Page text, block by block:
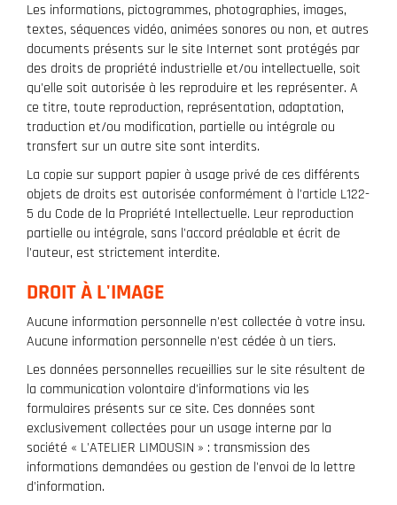
Les informations, pictogrammes, photographies, images,
textes, séquences vidéo, animées sonores ou non, et autres
documents présents sur le site Internet sont protégés par
des droits de propriété industrielle et/ou intellectuelle, soit
qu'elle soit autorisée à les reproduire et les représenter. A
ce titre, toute reproduction, représentation, adaptation,
traduction et/ou modification, partielle ou intégrale ou
transfert sur un autre site sont interdits.
La copie sur support papier à usage privé de ces différents
objets de droits est autorisée conformément à l'article L122-
5 du Code de la Propriété Intellectuelle. Leur reproduction
partielle ou intégrale, sans l'accord préalable et écrit de
l'auteur, est strictement interdite.
DROIT À L'IMAGE
Aucune information personnelle n'est collectée à votre insu.
Aucune information personnelle n'est cédée à un tiers.
Les données personnelles recueillies sur le site résultent de
la communication volontaire d'informations via les
formulaires présents sur ce site. Ces données sont
exclusivement collectées pour un usage interne par la
société « L'ATELIER LIMOUSIN » : transmission des
informations demandées ou gestion de l'envoi de la lettre
d'information.